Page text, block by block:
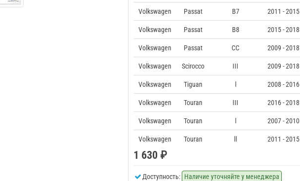
Volkswagen Passat B7 2011 - 2015
Volkswagen Passat B8 2015 - 2018
Volkswagen Passat CC 2009 - 2018
Volkswagen Scirocco III 2009 - 2018
Volkswagen Tiguan 2008 - 2016
Volkswagen Touran III 2016 - 2018
Volkswagen Touran 2007 - 2010
Volkswagen Touran 2011 - 2015
1 630 ₽
Доступность: Наличие уточняйте у менеджера